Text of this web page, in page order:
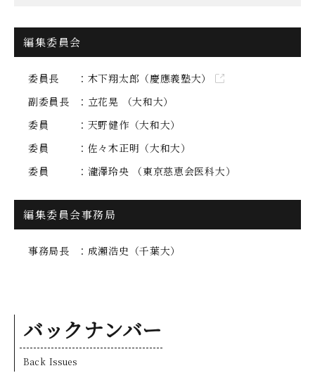
編集委員会
委員長
木下翔太郎（慶應義塾大）
副委員長
立花晃 （大和大）
委員
天野健作（大和大）
委員
佐々木正明（大和大）
委員
瀧澤玲央 （東京慈恵会医科大）
編集委員会事務局
事務局長 成瀨浩史（千葉大）
バックナンバー
Back Issues